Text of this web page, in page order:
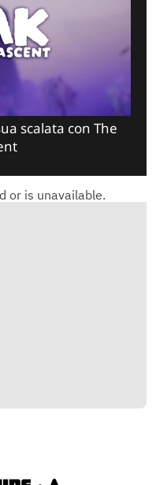
scalata con The